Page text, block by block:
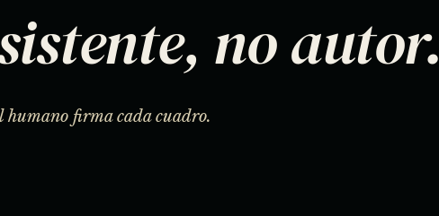
no autor.
humano firma cada cuadro.